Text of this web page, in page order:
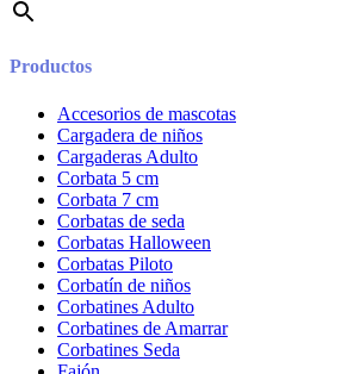
Productos
Accesorios de mascotas
Cargadera de niños
Cargaderas Adulto
Corbata 5 cm
Corbata 7 cm
Corbatas de seda
Corbatas Halloween
Corbatas Piloto
Corbatín de niños
Corbatines Adulto
Corbatines de Amarrar
Corbatines Seda